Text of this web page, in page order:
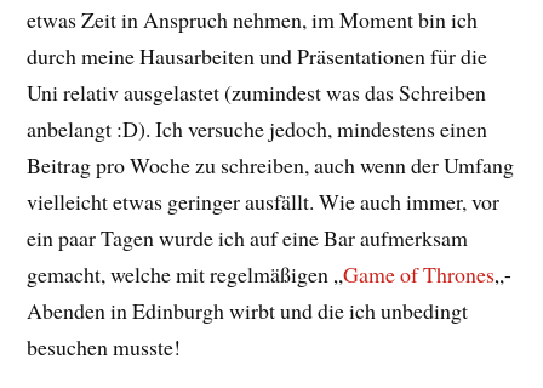
etwas Zeit in Anspruch nehmen, im Moment bin ich
durch meine Hausarbeiten und Präsentationen für die
Uni relativ ausgelastet (zumindest was das Schreiben
anbelangt :D). Ich versuche jedoch, mindestens einen
Beitrag pro Woche zu schreiben, auch wenn der Umfang
vielleicht etwas geringer ausfällt. Wie auch immer, vor
ein paar Tagen wurde ich auf eine Bar aufmerksam
gemacht, welche mit regelmäßigen „Game of Thrones„-
Abenden in Edinburgh wirbt und die ich unbedingt
besuchen musste!